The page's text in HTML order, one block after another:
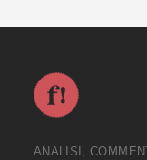
ANALISI,